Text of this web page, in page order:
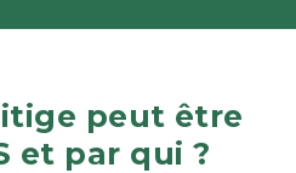
peut être
et par qui ?